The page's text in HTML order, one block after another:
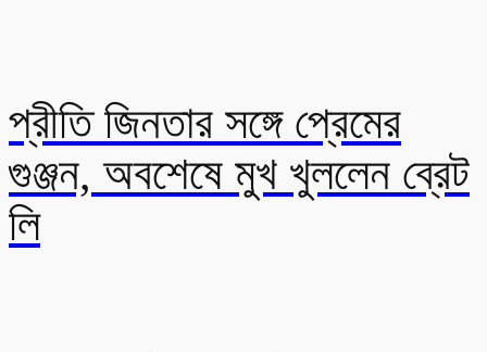
প্রীতি জিনতার সঙ্গে প্রেমের
গুঞ্জন, অবশেষে মুখ খুললেন ব্রেট
লি